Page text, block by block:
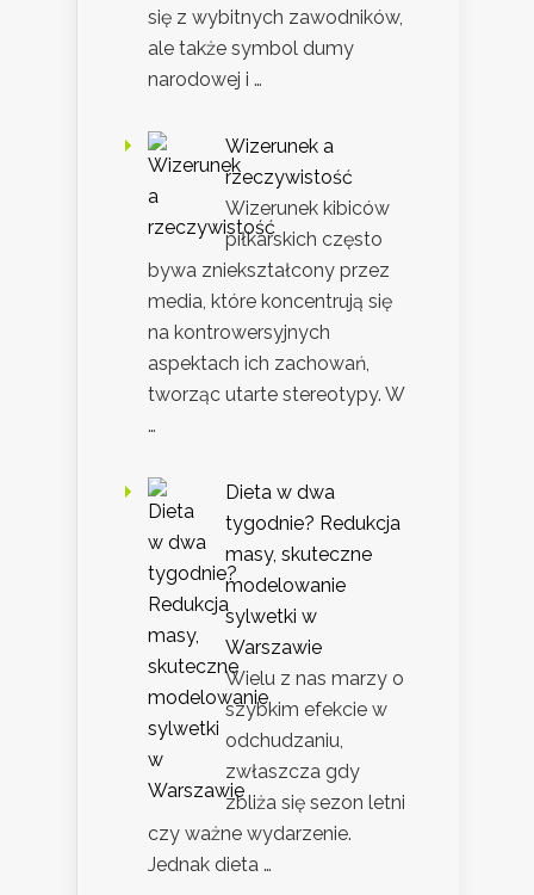
się z wybitnych zawodników,
ale także symbol dumy
narodowej i …
Wizerunek a
rzeczywistość
Wizerunek kibiców
piłkarskich często
bywa zniekształcony przez
media, które koncentrują się
na kontrowersyjnych
aspektach ich zachowań,
tworząc utarte stereotypy. W
…
Dieta w dwa
tygodnie? Redukcja
masy, skuteczne
modelowanie
sylwetki w
Warszawie
Wielu z nas marzy o
szybkim efekcie w
odchudzaniu,
zwłaszcza gdy
zbliża się sezon letni
czy ważne wydarzenie.
Jednak dieta …